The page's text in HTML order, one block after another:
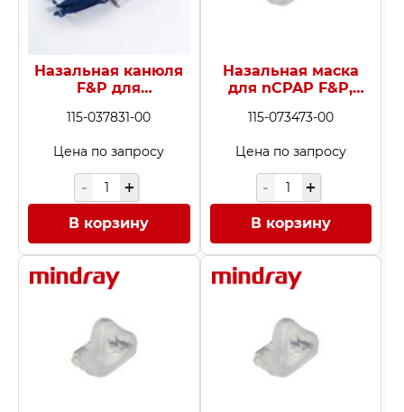
Назальная канюля
F&P для
терапии (OPT846,
115-037831-00
Цена по запросу
В корзину
Назальная маска
для nCPAP F&P,
115-073473-00
Цена по запросу
В корзину